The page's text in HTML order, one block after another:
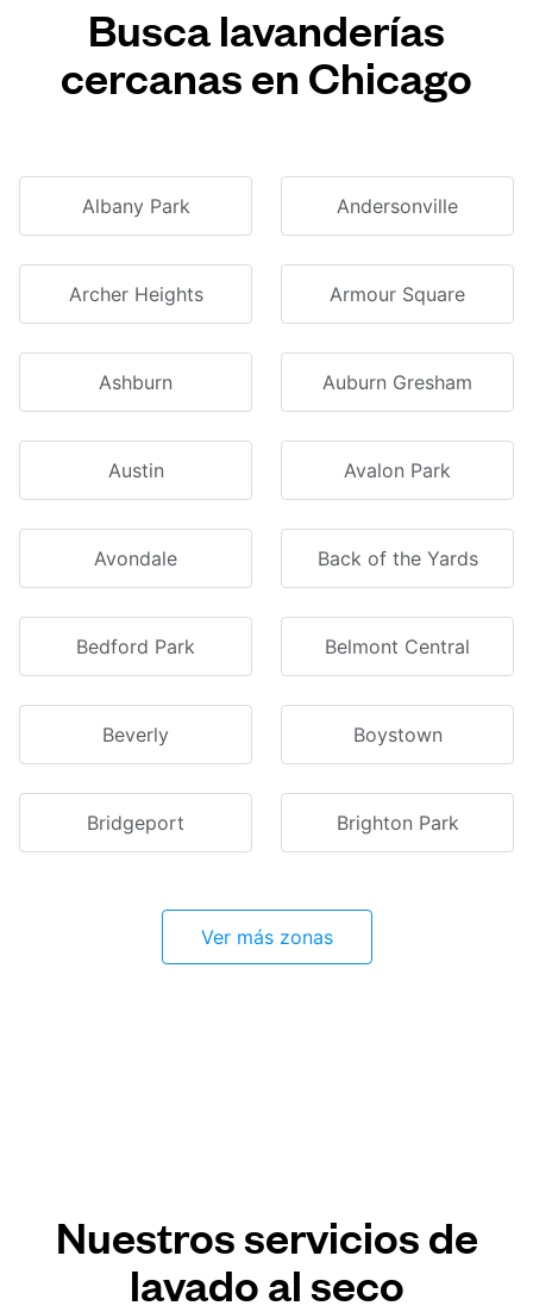
Busca lavanderías
cercanas en Chicago
Albany Park Andersonville
Archer Heights Armour Square
Ashburn Auburn Gresham
Austin Avalon Park
Avondale Back of the Yards
Bedford Park Belmont Central
Beverly Boystown
Bridgeport Brighton Park
Ver más zonas
Nuestros servicios de
lavado al seco